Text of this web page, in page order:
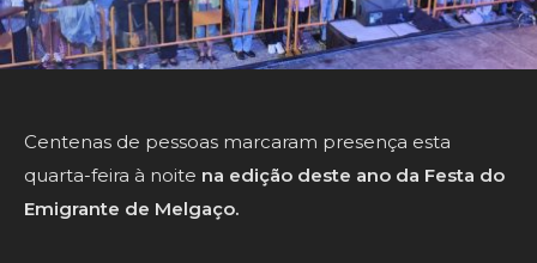
Centenas de pessoas marcaram presença esta
quarta-feira à noite na edição deste ano da Festa do
Emigrante de Melgaço.